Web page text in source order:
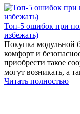
Топ-5 ошибок при
избежать)
Покупка модульной
комфорт и
приобрести такое
могут возникать, а
Читать полностью